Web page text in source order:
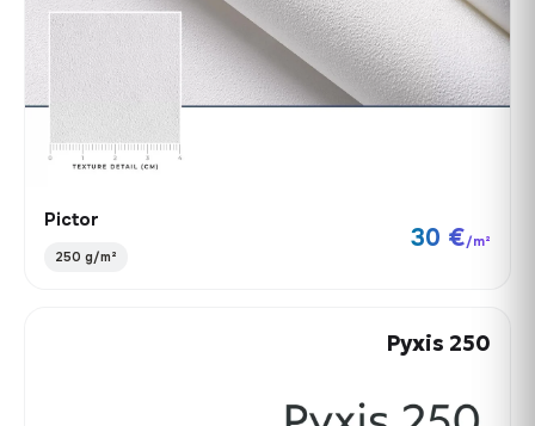
Pictor
250 g/m²
30 €/m²
Pyxis 250